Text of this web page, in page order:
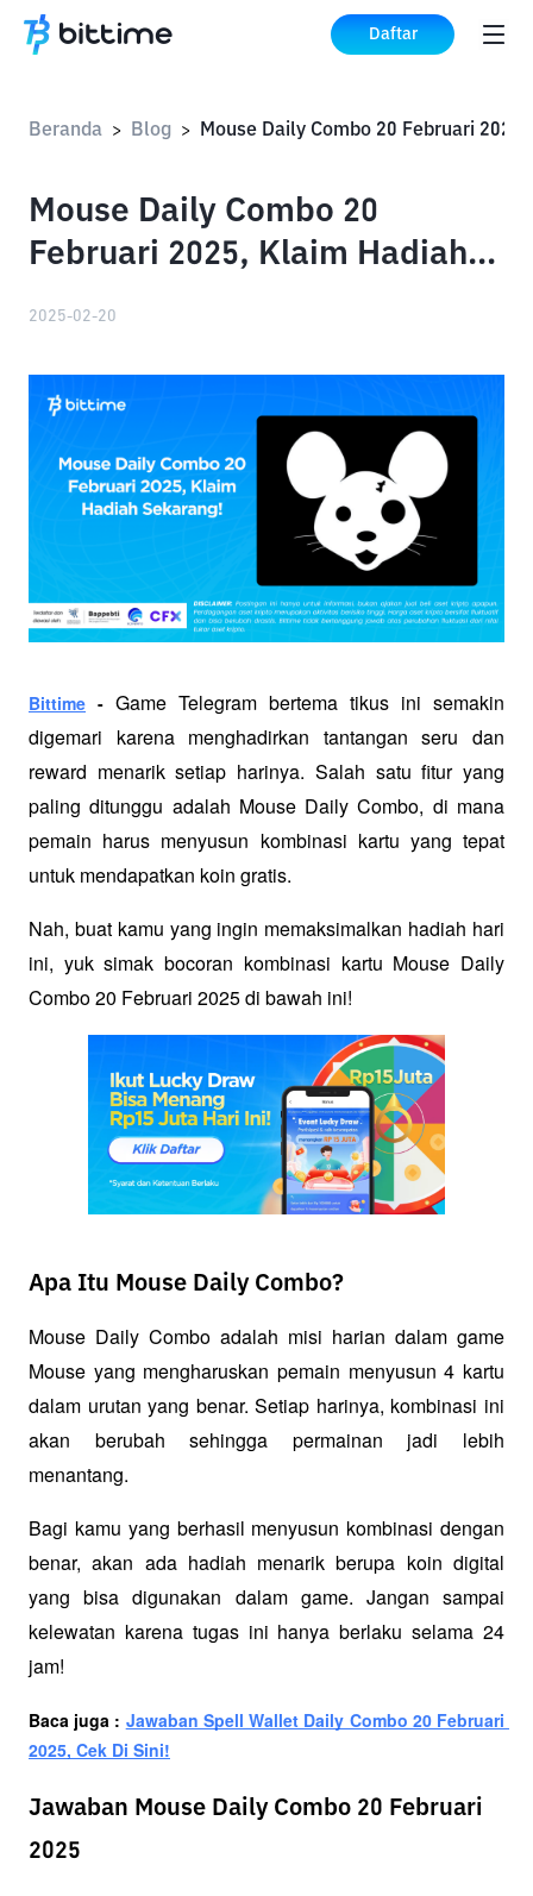
Daftar
Beranda > Blog >
Mouse Daily Combo 20
Februari 2025, Klaim Hadiah
2025-02-20
Bittime - Game Telegram bertema tikus ini semakin
digemari karena menghadirkan tantangan seru dan
reward menarik setiap harinya. Salah satu fitur yang
paling ditunggu adalah Mouse Daily Combo, di mana
pemain harus menyusun kombinasi kartu yang tepat
untuk mendapatkan koin gratis.
Nah, buat kamu yang ingin memaksimalkan hadiah hari
ini, yuk simak bocoran kombinasi kartu Mouse Daily
Combo 20 Februari 2025 di bawah ini!
Apa Itu Mouse Daily Combo?
Mouse Daily Combo adalah misi harian dalam game
Mouse yang mengharuskan pemain menyusun 4 kartu
dalam urutan yang benar. Setiap harinya, kombinasi ini
akan berubah sehingga permainan jadi lebih
menantang.
Bagi kamu yang berhasil menyusun kombinasi dengan
benar, akan ada hadiah menarik berupa koin digital
yang bisa digunakan dalam game. Jangan sampai
kelewatan karena tugas ini hanya berlaku selama 24
jam!
Baca juga : Jawaban Spell Wallet Daily Combo 20 Februari
2025, Cek Di Sini!
Jawaban Mouse Daily Combo 20 Februari
2025